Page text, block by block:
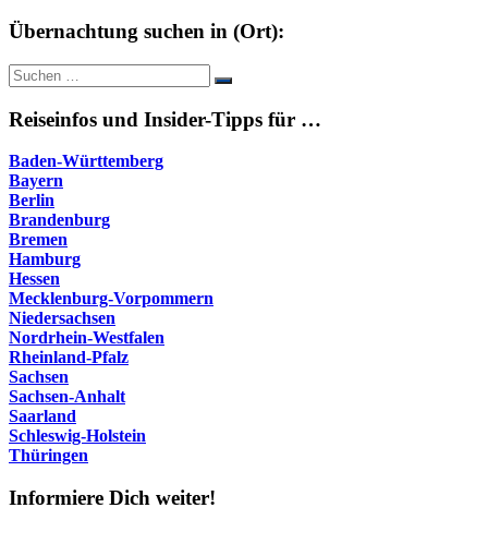
Übernachtung suchen in (Ort):
Suche
nach:
Suchen
Reiseinfos und Insider-Tipps für …
Baden-Württemberg
Bayern
Berlin
Brandenburg
Bremen
Hamburg
Hessen
Mecklenburg-Vorpommern
Niedersachsen
Nordrhein-Westfalen
Rheinland-Pfalz
Sachsen
Sachsen-Anhalt
Saarland
Schleswig-Holstein
Thüringen
Informiere Dich weiter!